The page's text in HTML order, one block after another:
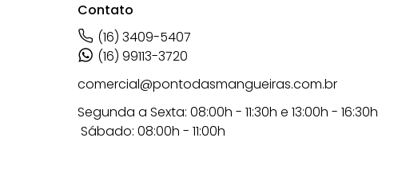
Contato
(16) 3409-5407
(16) 99113-3720
comercial@pontodasmangueiras.com.br
Segunda a Sexta: 08:00h - 11:30h e 13:00h - 16:30h
Sábado: 08:00h - 11:00h